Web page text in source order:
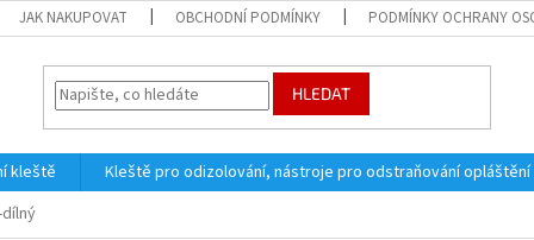
JAK NAKUPOVAT OBCHODNÍ PODMÍNKY PODMÍNKY OCHRANY
HLEDAT
kleště Kleště pro odizolování, nástroje pro odstraňování opláštění